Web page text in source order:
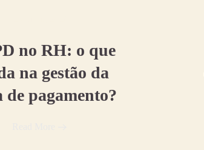
no RH: o que
na gestão da
de pagamento?